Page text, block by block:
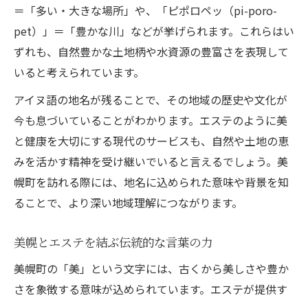
＝「多い・大きな場所」や、「ピポロペッ（pi-poro-
pet）」＝「豊かな川」などが挙げられます。これらはい
ずれも、自然豊かな土地柄や水資源の豊富さを表現して
いると考えられています。
アイヌ語の地名が残ることで、その地域の歴史や文化が
今も息づいていることがわかります。エステのように美
と健康を大切にする現代のサービスも、自然や土地の恵
みを活かす精神を受け継いでいると言えるでしょう。美
幌町を訪れる際には、地名に込められた意味や背景を知
ることで、より深い地域理解につながります。
美幌とエステを結ぶ伝統的な言葉の力
美幌町の「美」という文字には、古くから美しさや豊か
さを象徴する意味が込められています。エステが提供す